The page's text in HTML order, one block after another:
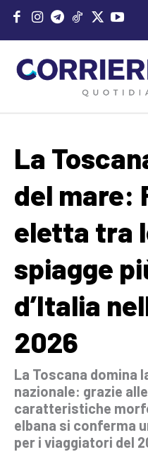
La
del mare:
eletta tra
spiagge
d’Italia
2026
La Toscana domina
nazionale: grazie
caratteristiche
elbana si conferma
per i viaggiatori del